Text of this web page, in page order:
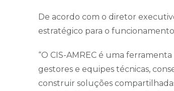
De acordo com o diretor
estratégico para o
“O CIS-AMREC é uma
gestores e equipes técnicas,
construir soluções